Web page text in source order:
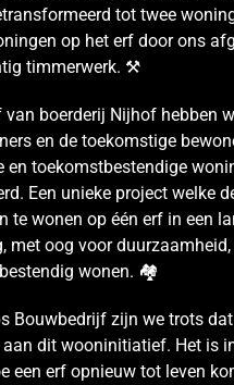
tot twee
op het erf door ons
timmerwerk. ⚒️
van boerderij Nijhof hebben
en de toekomstige
en toekomstbestendige
Een unieke project welke
te wonen op één erf in een
met oog voor
wonen. 🏘️
Bouwbedrijf zijn we trots
dit wooninitiatief. Het is
een erf opnieuw tot leven